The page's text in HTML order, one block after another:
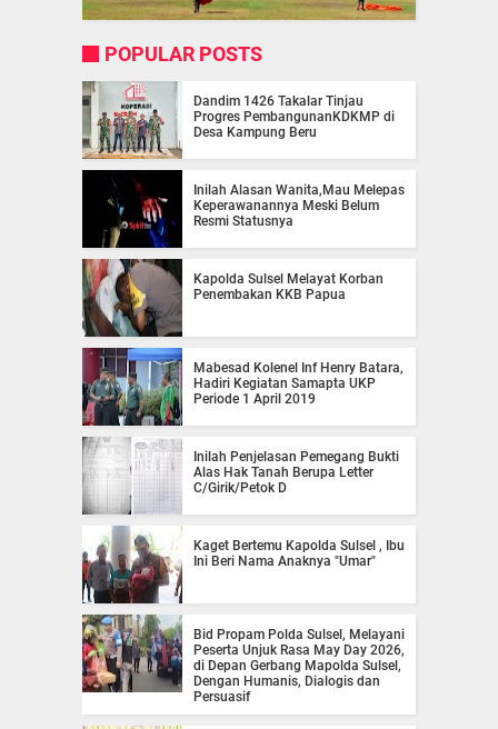
POPULAR POSTS
Dandim 1426 Takalar Tinjau
Progres PembangunanKDKMP di
Desa Kampung Beru
Inilah Alasan Wanita,Mau Melepas
Keperawanannya Meski Belum
Resmi Statusnya
Kapolda Sulsel Melayat Korban
Penembakan KKB Papua
Mabesad Kolenel Inf Henry Batara,
Hadiri Kegiatan Samapta UKP
Periode 1 April 2019
Inilah Penjelasan Pemegang Bukti
Alas Hak Tanah Berupa Letter
C/Girik/Petok D
Kaget Bertemu Kapolda Sulsel , Ibu
Ini Beri Nama Anaknya "Umar"
Bid Propam Polda Sulsel, Melayani
Peserta Unjuk Rasa May Day 2026,
di Depan Gerbang Mapolda Sulsel,
Dengan Humanis, Dialogis dan
Persuasif